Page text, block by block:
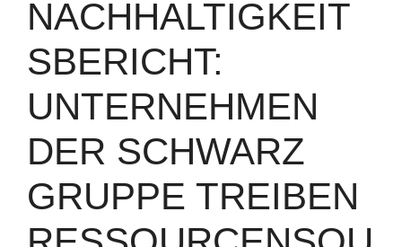
NACHHALTIGKEIT
SBERICHT:
UNTERNEHMEN
DER SCHWARZ
GRUPPE TREIBEN